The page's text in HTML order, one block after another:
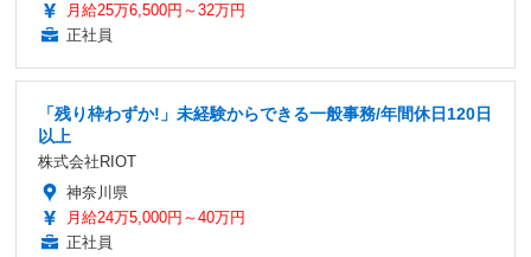
月給25万6,500円～32万円
正社員
「残り枠わずか!」未経験からできる一般事務/年間休日120日
以上
株式会社RIOT
神奈川県
月給24万5,000円～40万円
正社員